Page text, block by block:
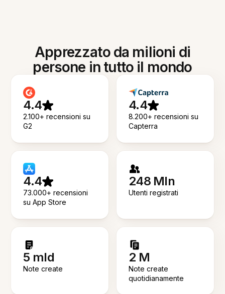
Apprezzato da milioni di
persone in tutto il mondo
4.4
2.100+ recensioni su
G2
4.4
8.200+ recensioni su
Capterra
4.4
73.000+ recensioni
su App Store
248 Mln
Utenti registrati
5 mld
Note create
2 M
Note create
quotidianamente